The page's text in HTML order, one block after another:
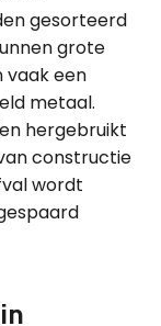
gesorteerd
grote
vaak een
metaal.
hergebruikt
constructie
wordt